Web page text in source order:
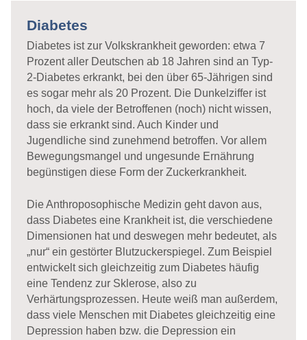
Diabetes
Diabetes ist zur Volkskrankheit geworden: etwa 7
Prozent aller Deutschen ab 18 Jahren sind an Typ-
2-Diabetes erkrankt, bei den über 65-Jährigen sind
es sogar mehr als 20 Prozent. Die Dunkelziffer ist
hoch, da viele der Betroffenen (noch) nicht wissen,
dass sie erkrankt sind. Auch Kinder und
Jugendliche sind zunehmend betroffen. Vor allem
Bewegungsmangel und ungesunde Ernährung
begünstigen diese Form der Zuckerkrankheit.
Die Anthroposophische Medizin geht davon aus,
dass Diabetes eine Krankheit ist, die verschiedene
Dimensionen hat und deswegen mehr bedeutet, als
„nur“ ein gestörter Blutzuckerspiegel. Zum Beispiel
entwickelt sich gleichzeitig zum Diabetes häufig
eine Tendenz zur Sklerose, also zu
Verhärtungsprozessen. Heute weiß man außerdem,
dass viele Menschen mit Diabetes gleichzeitig eine
Depression haben bzw. die Depression ein